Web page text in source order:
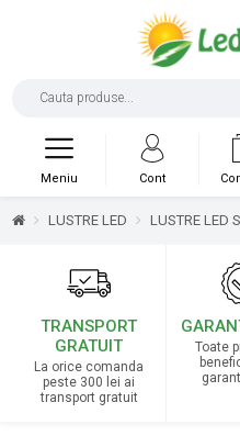
Cont
Meniu
LUSTRE LED LUSTRE LED
TRANSPORT
GRATUIT
La orice comanda
peste 300 lei ai
transport gratuit
Toate